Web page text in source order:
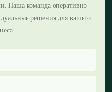
Наша команда оперативно
решения для вашего